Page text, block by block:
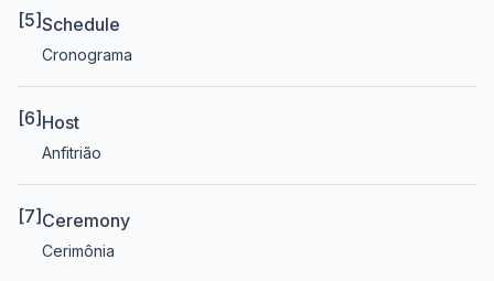
[5]Schedule
Cronograma
[6] Host
Anfitrião
[7] Ceremony
Cerimônia